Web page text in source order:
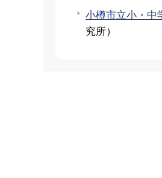
小樽市立小・中
究所）